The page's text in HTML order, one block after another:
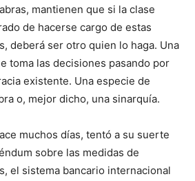
mantienen que si la clase
de hacerse cargo de estas
deberá ser otro quien lo haga. Una
toma las decisiones pasando por
existente. Una especie de
o, mejor dicho, una sinarquía.
muchos días, tentó a su suerte
sobre las medidas de
el sistema bancario internacional